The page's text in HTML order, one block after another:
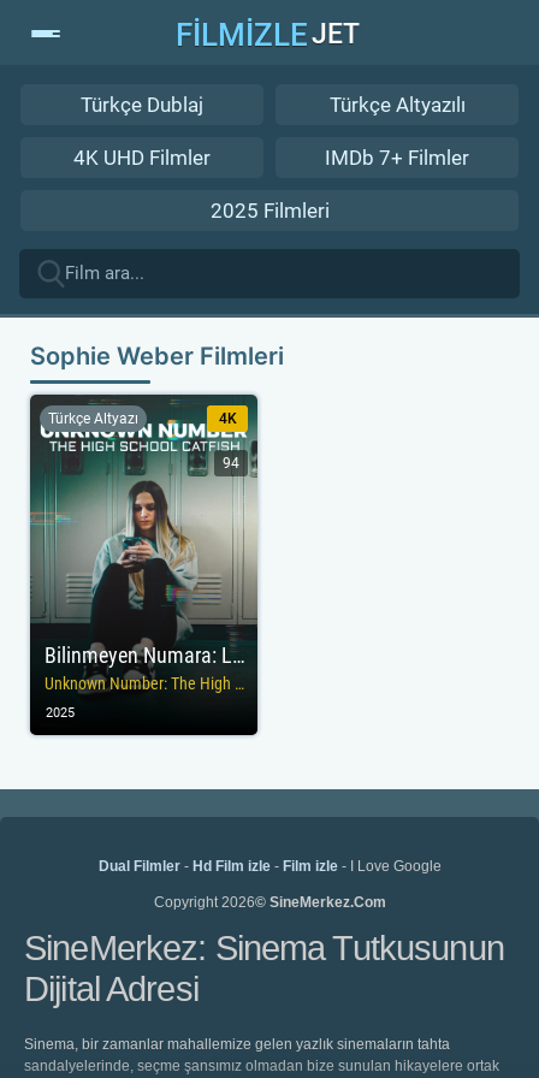
FİLMİZLEJET
Türkçe Dublaj Türkçe Altyazılı
4K UHD Filmler IMDb 7+ Filmler
2025 Filmleri
Sophie Weber Filmleri
Bilinmeyen Numara: Lisede Mesaj Skandalı
Unknown Number: The High School Catfish
Türkçe Altyazı 4K
94
2025
Dual Filmler- Hd Film izle- Film izle- I Love Google
Copyright 2026© SineMerkez.Com
SineMerkez: Sinema Tutkusunun
Dijital Adresi
Sinema, bir zamanlar mahallemize gelen yazlık sinemaların tahta
sandalyelerinde, seçme şansımız olmadan bize sunulan hikayelere ortak